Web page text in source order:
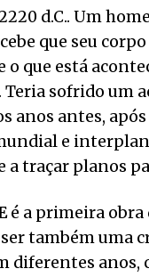
d.C.. Um
que seu
o que está
Teria sofrido um
anos antes,
e
a traçar planos
é a primeira obra
também uma
diferentes anos,